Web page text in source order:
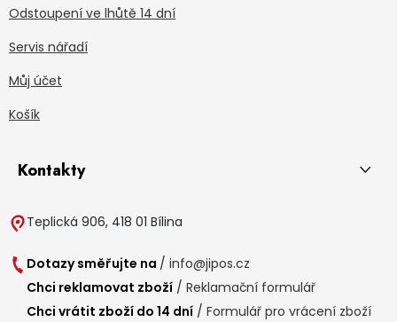
Odstoupení ve lhůtě 14 dní
Servis nářadí
Můj účet
Košík
Kontakty
Teplická 906, 418 01 Bílina
Dotazy směřujte na / info@jipos.cz
Chci reklamovat zboží / Reklamační formulář
Chci vrátit zboží do 14 dní / Formulář pro vrácení zboží